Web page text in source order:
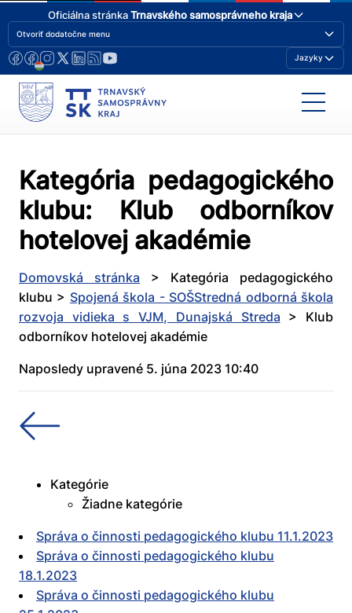
Oficiálna stránkaTrnavského samosprávneho kraja
Otvoriť dodatočne menu
Jazyky
Kategória pedagogického
klubu: Klub odborníkov
hotelovej akadémie
Domovská stránka > Kategória pedagogického
klubu > Spojená škola - SOŠStredná odborná škola
rozvoja vidieka s VJM, Dunajská Streda > Klub
odborníkov hotelovej akadémie
Naposledy upravené 5. júna 2023 10:40
Kategórie
Žiadne kategórie
Správa o činnosti pedagogického klubu 11.1.2023
Správa o činnosti pedagogického klubu
18.1.2023
Správa o činnosti pedagogického klubu